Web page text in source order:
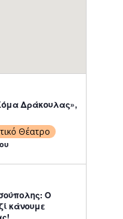
Δράκουλας»,
Θέατρο
Ο
κάνουμε